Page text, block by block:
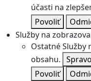
účasti na
Povoliť
Služby na
OstatnéSlužby
obsahu.
Povoliť